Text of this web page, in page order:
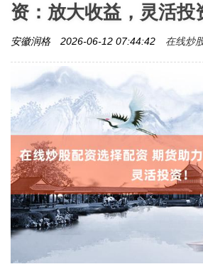
资：放大收益，灵活投
安徽润格 2026-06-12 07:44:42 在线炒